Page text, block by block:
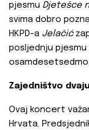
pjesmu Djetešce
svima dobro
HKPD-a Jelačić
posljednju
Zajedništvo
Ovaj koncert
Hrvata.